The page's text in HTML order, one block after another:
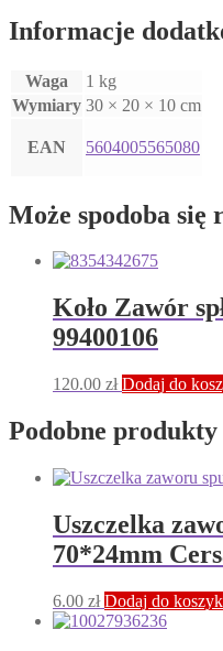
Informacje
Waga
1 kg
Wymiary 30 × 20 × 10 cm
EAN 5604005565080
Może spodoba
Koło Zawór
99400106
120.00 zł Dodaj do
Podobne produkty
Uszczelka
70*24mm
6.00 zł Dodaj do